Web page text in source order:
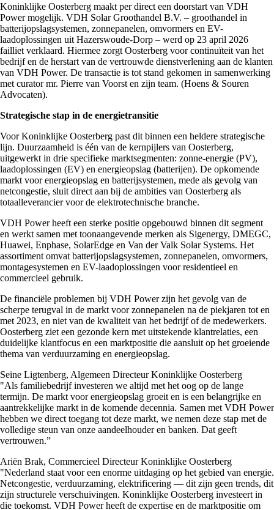
Koninklijke Oosterberg maakt per direct een doorstart van VDH
Power mogelijk. VDH Solar Groothandel B.V. – groothandel in
batterijopslagsystemen, zonnepanelen, omvormers en EV-
laadoplossingen uit Hazerswoude-Dorp – werd op 23 april 2026
failliet verklaard. Hiermee zorgt Oosterberg voor continuïteit van het
bedrijf en de herstart van de vertrouwde dienstverlening aan de klanten
van VDH Power. De transactie is tot stand gekomen in samenwerking
met curator mr. Pierre van Voorst en zijn team. (Hoens & Souren
Advocaten).
Strategische stap in de energietransitie
Voor Koninklijke Oosterberg past dit binnen een heldere strategische
lijn. Duurzaamheid is één van de kernpijlers van Oosterberg,
uitgewerkt in drie specifieke marktsegmenten: zonne-energie (PV),
laadoplossingen (EV) en energieopslag (batterijen). De opkomende
markt voor energieopslag en batterijsystemen, mede als gevolg van
netcongestie, sluit direct aan bij de ambities van Oosterberg als
totaalleverancier voor de elektrotechnische branche.
VDH Power heeft een sterke positie opgebouwd binnen dit segment
en werkt samen met toonaangevende merken als Sigenergy, DMEGC,
Huawei, Enphase, SolarEdge en Van der Valk Solar Systems. Het
assortiment omvat batterijopslagsystemen, zonnepanelen, omvormers,
montagesystemen en EV-laadoplossingen voor residentieel en
commercieel gebruik.
De financiële problemen bij VDH Power zijn het gevolg van de
scherpe terugval in de markt voor zonnepanelen na de piekjaren tot en
met 2023, en niet van de kwaliteit van het bedrijf of de medewerkers.
Oosterberg ziet een gezonde kern met uitstekende klantrelaties, een
duidelijke klantfocus en een marktpositie die aansluit op het groeiende
thema van verduurzaming en energieopslag.
Seine Ligtenberg, Algemeen Directeur Koninklijke Oosterberg
"Als familiebedrijf investeren we altijd met het oog op de lange
termijn. De markt voor energieopslag groeit en is een belangrijke en
aantrekkelijke markt in de komende decennia. Samen met VDH Power
hebben we direct toegang tot deze markt, we nemen deze stap met de
volledige steun van onze aandeelhouder en banken. Dat geeft
vertrouwen.”
Ariën Brak, Commercieel Directeur Koninklijke Oosterberg
"Nederland staat voor een enorme uitdaging op het gebied van energie.
Netcongestie, verduurzaming, elektrificering — dit zijn geen trends, dit
zijn structurele verschuivingen. Koninklijke Oosterberg investeert in
die toekomst. VDH Power heeft de expertise en de marktpositie om